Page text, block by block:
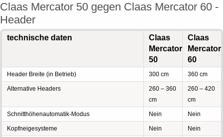
Claas Mercator 50 gegen Claas Mercator 60 -
Header
technische daten
Claas
Mercator
50
Claas
Mercator
60
Header Breite (in Betrieb) 300 cm 360 cm
Alternative Headers
260 – 360
cm
260 – 420
cm
Schnitthöhenautomatik-Modus Nein Nein
Kopfneigesysteme Nein Nein